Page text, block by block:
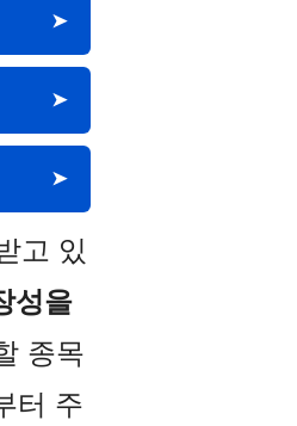
➤
➤
➤
고 있
성을
종목
터 주